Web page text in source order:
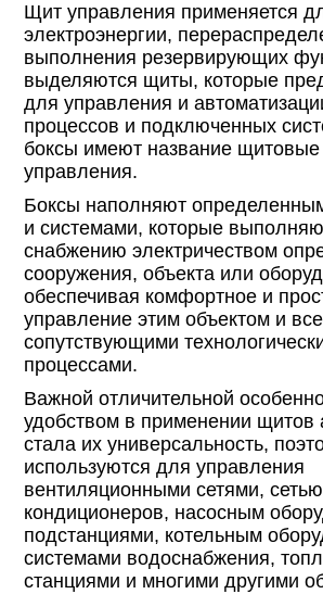
Щит управления применяется
электроэнергии,
выполнения резервирующих
выделяются щиты, которые
для управления и
процессов и подключенных
боксы имеют название щитовые
управления.
Боксы наполняют
и системами, которые
снабжению электричеством
сооружения, объекта или
обеспечивая комфортное и
управление этим объектом и
сопутствующими
процессами.
Важной отличительной
удобством в применении щитов
стала их универсальность,
используются для управления
вентиляционными сетями, сетью
кондиционеров, насосным
подстанциями, котельным
системами водоснабжения,
станциями и многими другими